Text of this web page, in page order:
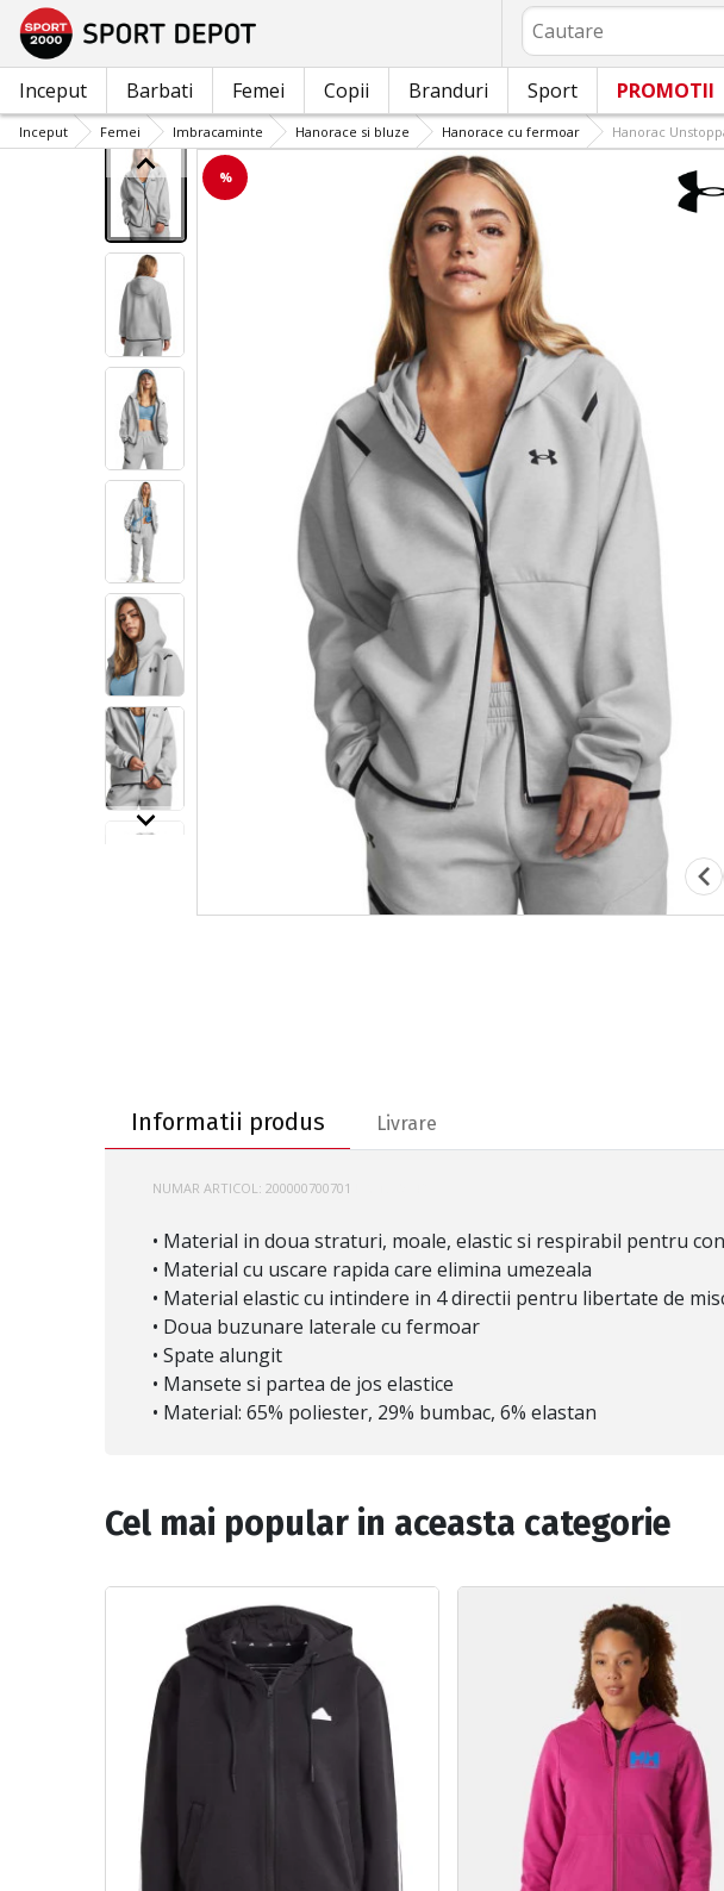
Cautare
Inceput Barbati Femei Copii Branduri Sport PROMOTII
Inceput Femei Imbracaminte Hanorace si bluze Hanorace cu fermoar Hanorac
%
Informatii produs
Livrare
NUMAR ARTICOL: 200000700701
• Material in doua straturi, moale, elastic si respirabil pentru
• Material cu uscare rapida care elimina umezeala
• Material elastic cu intindere in 4 directii pentru libertate de
• Doua buzunare laterale cu fermoar
• Spate alungit
• Mansete si partea de jos elastice
• Material: 65% poliester, 29% bumbac, 6% elastan
Cel mai popular in aceasta categorie